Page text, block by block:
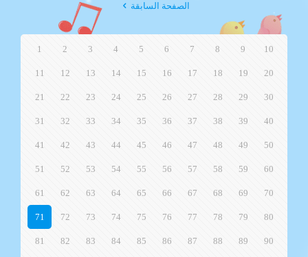
الصفحة السابقة
1 2 3 4 5 6 7 8 9 10
11 12 13 14 15 16 17 18 19 20
21 22 23 24 25 26 27 28 29 30
31 32 33 34 35 36 37 38 39 40
41 42 43 44 45 46 47 48 49 50
51 52 53 54 55 56 57 58 59 60
61 62 63 64 65 66 67 68 69 70
71 72 73 74 75 76 77 78 79 80
81 82 83 84 85 86 87 88 89 90